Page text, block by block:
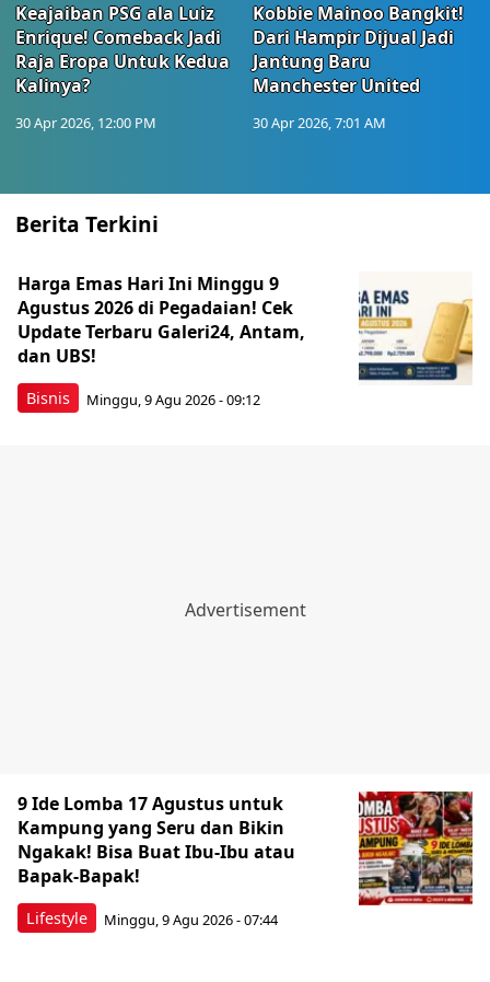
Keajaiban PSG ala Luiz
Enrique! Comeback Jadi
Raja Eropa Untuk Kedua
Kalinya?
30 Apr 2026, 12:00 PM
Kobbie Mainoo Bangkit!
Dari Hampir Dijual Jadi
Jantung Baru
Manchester United
30 Apr 2026, 7:01 AM
Berita Terkini
Bisnis
Harga Emas Hari Ini Minggu 9
Agustus 2026 di Pegadaian! Cek
Update Terbaru Galeri24, Antam,
dan UBS!
Minggu, 9 Agu 2026 - 09:12
Lifestyle
9 Ide Lomba 17 Agustus untuk
Kampung yang Seru dan Bikin
Ngakak! Bisa Buat Ibu-Ibu atau
Bapak-Bapak!
Minggu, 9 Agu 2026 - 07:44